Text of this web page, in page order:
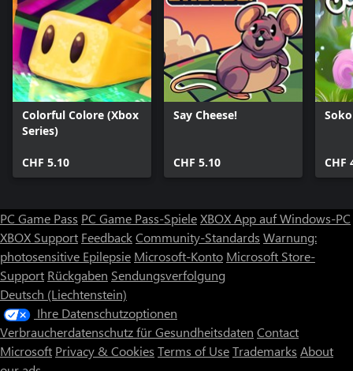
Colorful Colore (Xbox
Series)
CHF 5.10
Say Cheese!
CHF 5.10 CHF
PC Game Pass PC Game Pass-SpieleXBOX App auf Windows-PC
XBOX Support FeedbackCommunity-Standards Warnung:
photosensitive Epilepsie Microsoft-Konto Microsoft Store-
Support Rückgaben Sendungsverfolgung
Deutsch (Liechtenstein)
Ihre Datenschutzoptionen
Verbraucherdatenschutz für Gesundheitsdaten Contact
Microsoft Privacy & Cookies Terms of UseTrademarks About